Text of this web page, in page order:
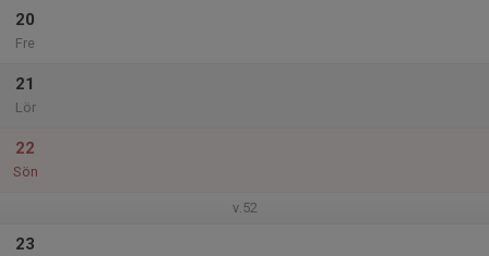
20
Fre
21
Lör
22
Sön
v.52
23